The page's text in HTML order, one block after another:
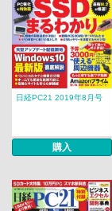
日経PC21 2019年8月号
購入